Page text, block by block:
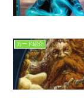
カード紹介